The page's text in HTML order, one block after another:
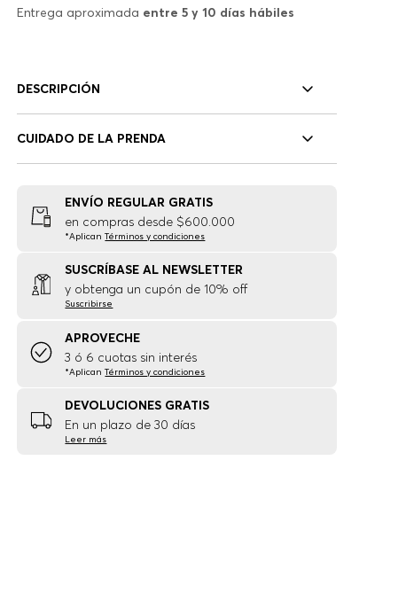
Entrega aproximada entre 5 y 10 días hábiles
DESCRIPCIÓN
CUIDADO DE LA PRENDA
ENVÍO REGULAR GRATIS
en compras desde $600.000
*AplicanTérminos y condiciones
SUSCRÍBASE AL NEWSLETTER
y obtenga un cupón de 10% off
Suscribirse
APROVECHE
3 ó 6 cuotas sin interés
*AplicanTérminos y condiciones
DEVOLUCIONES GRATIS
En un plazo de 30 días
Leer más